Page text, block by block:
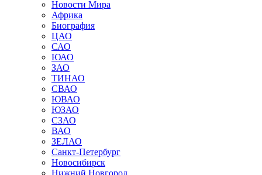
Новости Мира
Африка
Биография
ЦАО
САО
ЮАО
ЗАО
ТИНАО
СВАО
ЮВАО
ЮЗАО
СЗАО
ВАО
ЗЕЛАО
Санкт-Петербург
Новосибирск
Нижний Новгород